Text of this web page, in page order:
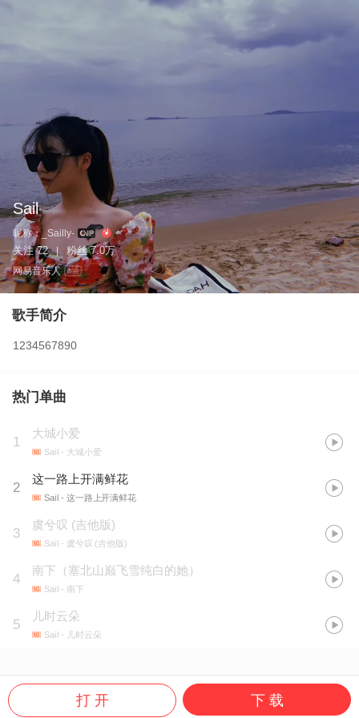
Sail
昵称：_Sailly-
关注 72 | 粉丝 7.0万
网易音乐人 作曲
歌手简介
1234567890
热门单曲
1
大城小爱
Sail - 大城小爱
2
这一路上开满鲜花
Sail - 这一路上开满鲜花
3
虞兮叹 (吉他版)
Sail - 虞兮叹 (吉他版)
4
南下（塞北山巅飞雪纯白的她）
Sail - 南下
5
儿时云朵
Sail - 儿时云朵
打 开 下 载